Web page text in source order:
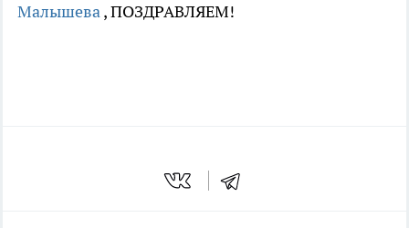
Малышева, ПОЗДРАВЛЯЕМ!